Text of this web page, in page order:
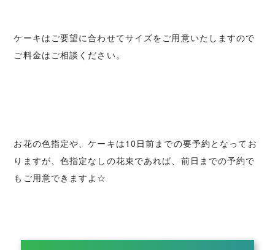
ケーキはご要望に合わせてサイズをご用意いたしますので
ご料金はご相談ください。
お花の色指定や、ケーキは10日前までの要予約となってお
りますが、色指定なしの花束であれば、前日までの予約で
もご用意できますよ☆